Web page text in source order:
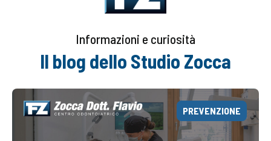
Informazioni e curiosità
Il blog dello Studio Zocca
PREVENZIONE